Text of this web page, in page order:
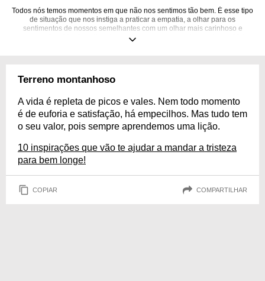
Todos nós temos momentos em que não nos sentimos tão bem. É esse tipo
de situação que nos instiga a praticar a empatia, a olhar para os
sentimentos de nossos semelhantes com um olhar mais carinhoso e
compreensivo. Afinal, melhor do que ter com quem contar nas horas tristes
esperança novamente. Mostre que você estará sempre disponível e lutará
situação.
Terreno montanhoso
A vida é repleta de picos e vales. Nem todo momento
é de euforia e satisfação, há empecilhos. Mas tudo tem
o seu valor, pois sempre aprendemos uma lição.
10 inspirações que vão te ajudar a mandar a tristeza
para bem longe!
COPIAR COMPARTILHAR